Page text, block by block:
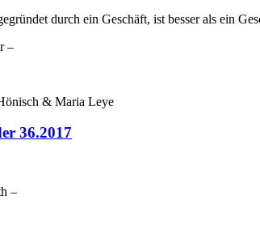
durch ein Geschäft, ist besser als ein
–
& Maria Leye
36.2017
–